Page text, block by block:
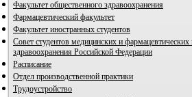
ВИА "Полигон"
Факультет общественного здравоохранения
Фармацевтический факультет
Факультет иностранных студентов
Совет студентов медицинских и
здравоохранения Российской Федерации
Расписание
Отдел производственной практики
Трудоустройство